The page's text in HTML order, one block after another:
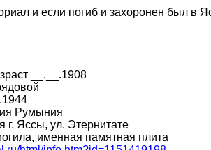
и если погиб и захоронен был в
__.__.1908
Румыния
г. Яссы, ул. Этернитате
именная памятная плита